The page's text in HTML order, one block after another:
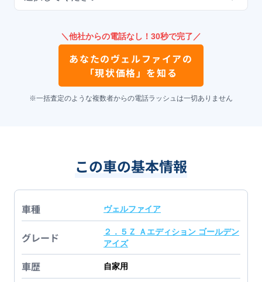
＼他社からの電話なし！30秒で完了／
あなたのヴェルファイアの
「現状価格」を知る
※一括査定のような複数者からの電話ラッシュは一切ありません
この車の基本情報
車種 ヴェルファイア
グレード
２．５Ｚ Ａエディション ゴールデン
アイズ
車歴 自家用